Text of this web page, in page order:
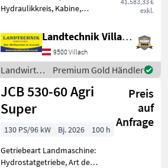
exkl.
Hydraulikkreis, Kabine,
Schnellwechselrahmen,
hydr. Geräteverriegelung
JCB 403 Hoflader 26 PS,
Hubgerüst 2, 6 m mit Euro-
Aufnahme, 3. S
Landtechnik Villach GmbH
9500 Villach
Landwirtsch.
Motorfahrzeuge
/ JCB
Premium Gold Händler
JCB 530-60 Agri
Super
Preis
auf
Anfrage
130 PS/96 kW Bj. 2026
100 h
Getriebeart Landmaschine:
Hydrostatgetriebe, Art der